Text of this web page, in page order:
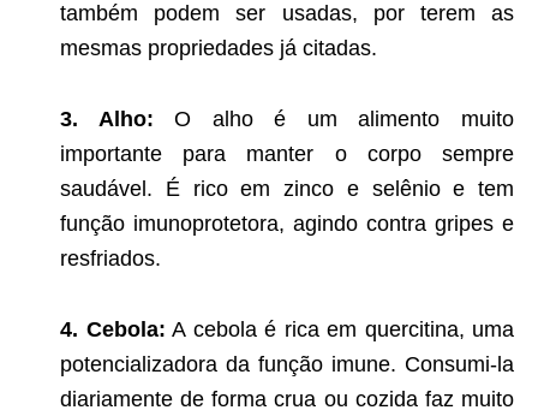
também podem ser usadas, por terem as
mesmas propriedades já citadas.
3. Alho: O alho é um alimento muito
importante para manter o corpo sempre
saudável. É rico em zinco e selênio e tem
função imunoprotetora, agindo contra gripes e
resfriados.
4. Cebola: A cebola é rica em quercitina, uma
potencializadora da função imune. Consumi-la
diariamente de forma crua ou cozida faz muito